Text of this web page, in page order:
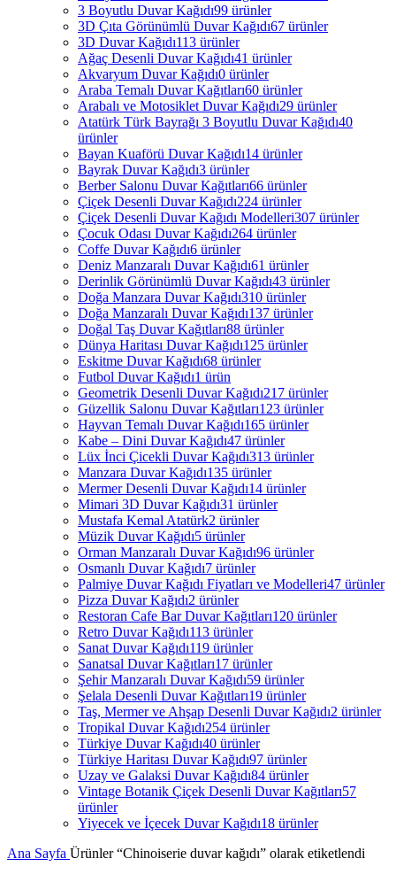
3 Boyutlu Duvar Kağıdı99 ürünler
3D Çıta Görünümlü Duvar Kağıdı67 ürünler
3D Duvar Kağıdı113 ürünler
Ağaç Desenli Duvar Kağıdı41 ürünler
Akvaryum Duvar Kağıdı0 ürünler
Araba Temalı Duvar Kağıtları60 ürünler
Arabalı ve Motosiklet Duvar Kağıdı29 ürünler
Atatürk Türk Bayrağı 3 Boyutlu Duvar Kağıdı40
ürünler
Bayan Kuaförü Duvar Kağıdı14 ürünler
Bayrak Duvar Kağıdı3 ürünler
Berber Salonu Duvar Kağıtları66 ürünler
Çiçek Desenli Duvar Kağıdı224 ürünler
Çiçek Desenli Duvar Kağıdı Modelleri307 ürünler
Çocuk Odası Duvar Kağıdı264 ürünler
Coffe Duvar Kağıdı6 ürünler
Deniz Manzaralı Duvar Kağıdı61 ürünler
Derinlik Görünümlü Duvar Kağıdı43 ürünler
Doğa Manzara Duvar Kağıdı310 ürünler
Doğa Manzaralı Duvar Kağıdı137 ürünler
Doğal Taş Duvar Kağıtları88 ürünler
Dünya Haritası Duvar Kağıdı125 ürünler
Eskitme Duvar Kağıdı68 ürünler
Futbol Duvar Kağıdı1 ürün
Geometrik Desenli Duvar Kağıdı217 ürünler
Güzellik Salonu Duvar Kağıtları123 ürünler
Hayvan Temalı Duvar Kağıdı165 ürünler
Kabe – Dini Duvar Kağıdı47 ürünler
Lüx İnci Çicekli Duvar Kağıdı313 ürünler
Manzara Duvar Kağıdı135 ürünler
Mermer Desenli Duvar Kağıdı14 ürünler
Mimari 3D Duvar Kağıdı31 ürünler
Mustafa Kemal Atatürk2 ürünler
Müzik Duvar Kağıdı5 ürünler
Orman Manzaralı Duvar Kağıdı96 ürünler
Osmanlı Duvar Kağıdı7 ürünler
Palmiye Duvar Kağıdı Fiyatları ve Modelleri47 ürünler
Pizza Duvar Kağıdı2 ürünler
Restoran Cafe Bar Duvar Kağıtları120 ürünler
Retro Duvar Kağıdı113 ürünler
Sanat Duvar Kağıdı119 ürünler
Sanatsal Duvar Kağıtları17 ürünler
Şehir Manzaralı Duvar Kağıdı59 ürünler
Şelala Desenli Duvar Kağıtları19 ürünler
Taş, Mermer ve Ahşap Desenli Duvar Kağıdı2 ürünler
Tropikal Duvar Kağıdı254 ürünler
Türkiye Duvar Kağıdı40 ürünler
Türkiye Haritası Duvar Kağıdı97 ürünler
Uzay ve Galaksi Duvar Kağıdı84 ürünler
Vintage Botanik Çiçek Desenli Duvar Kağıtları57
ürünler
Yiyecek ve İçecek Duvar Kağıdı18 ürünler
Ana Sayfa Ürünler “Chinoiserie duvar kağıdı” olarak etiketlendi